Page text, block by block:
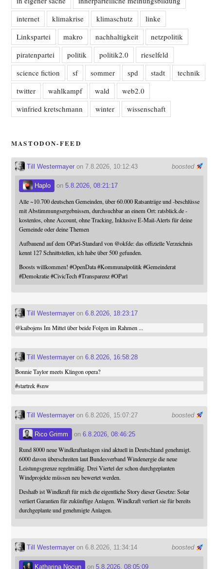
internet
klimakrise klimaschutz
linke
Linkspartei
makro nachhaltigkeit
netzpolitik
piratenpartei
politik politik2.0
rieselfeld
science fiction
sf sommer spd stadt
technik
twitter
wahlkampf wald
web2.0
winfried kretschmann
winter wissenschaft
MASTODON-FEED
boosted
Till Westermayeron 7.8.2026, 10:12:43
Haplo on 5.8.2026, 08:21:17
Alle ~10.700 deutschen Gemeinden, über 60.000 Ratsanträge und -beschlüsse
mit Abstimmungsergebnissen, durchsuchbar an einem Ort: ratsblick.de -
kostenlos, ohne Account, ohne Tracking, Inklusive E-Mail-Alerts für deine
Gemeinde oder deine Themen
Aufbauend auf dem OParl-Standard von @okfde: das offizielle Verzeichnis
kennt 127 Schnittstellen, ich habe über 500 gefunden.
Boosts willkommen! #OpenData #Kommunalpolitik #Gemeinderat
#Demokratie #CivicTech #Transparenz #OParl
Till Westermayeron 6.8.2026, 18:23:17
@kaibojensIm Mittel über beide Folgen im Rahmen ...
Till Westermayeron 6.8.2026, 16:58:28
Bonnie Taylor meets Klingon opera?
#startrek #snw
boosted
Till Westermayeron 6.8.2026, 15:07:27
Rico Grimm on 6.8.2026, 08:46:25
Rund 8000 neue Windkraftanlagen sind aktuell in Deutschland genehmigt.
6000 davon überschreiten laut Bundesverband Windenergie die neue
Leistungsgrenze regelmäßig. Drei Viertel der schon durchgeplanten
Windprojekte müssen neu bewertet werden.
Deshalb ist Windkraft für mich die eigentliche Story dieser Gesetze: Solar
verliert Garantien für zukünftige Anlagen. Windkraft verliert sie für bereits
durchgeplante und genehmigte Anlagen.
boosted
Till Westermayeron 6.8.2026, 11:34:14
Katharina Nocun on 5.8.2026, 08:05:09